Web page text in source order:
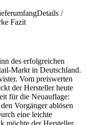
Details /
Fazit
des erfolgreichen
Markt in Deutschland.
Vom preiswerten
der Hersteller heute
für die Neuauflage:
Vorgänger ablösen
eine leichte
möchte der Hersteller